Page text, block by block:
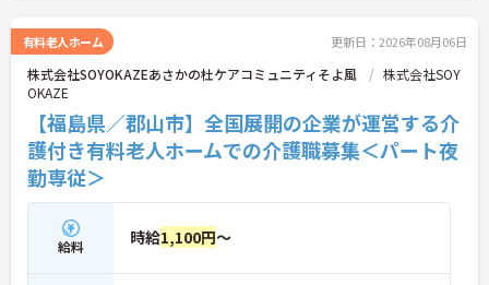
有料老人ホーム 更新日：2026年08月06日
株式会社SOYOKAZEあさかの杜ケアコミュニティそよ風
株式会社SOY
OKAZE
【福島県／郡山市】全国展開の企業が運営する介
護付き有料老人ホームでの介護職募集＜パート夜
勤専従＞
給料 時給1,100円～